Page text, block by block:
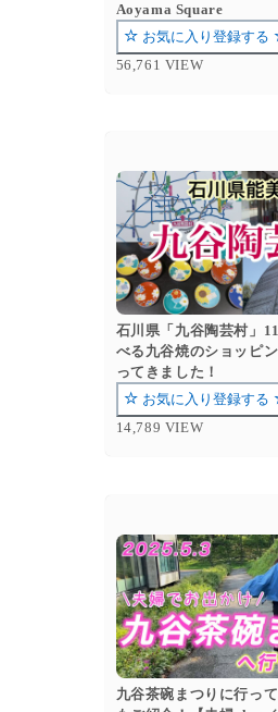
Aoyama Square
お気に入り登録する
56,761 VIEW
石川県「九谷陶芸村」
べる九谷焼のショッピ
ってきました！
お気に入り登録する
14,789 VIEW
九谷茶碗まつりに行っ